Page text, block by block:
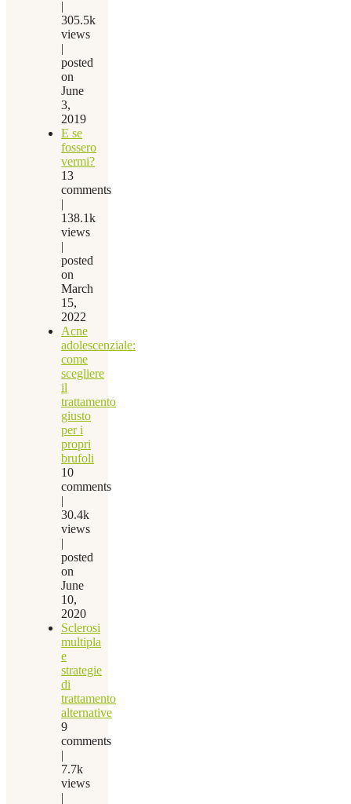
305.5k
views
posted
on
June
3,
2019
E se
fossero
vermi?
13
comments
138.1k
views
posted
on
March
15,
2022
Acne
adolescenziale:
come
scegliere
il
trattamento
giusto
per i
propri
brufoli
10
comments
30.4k
views
posted
on
June
10,
2020
Sclerosi
multipla
e
strategie
di
trattamento
alternative
9
comments
7.7k
views